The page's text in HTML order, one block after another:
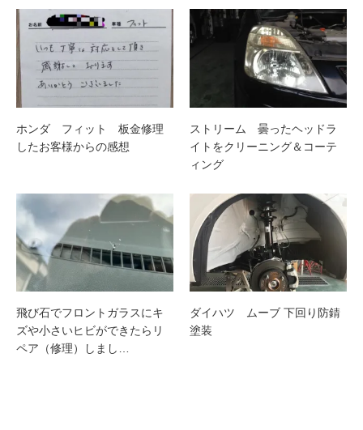
ホンダ フィット 板金修理
したお客様からの感想
ストリーム 曇ったヘッドラ
イトをクリーニング＆コーテ
ィング
飛び石でフロントガラスにキ
ズや小さいヒビができたらリ
ペア（修理）しまし…
ダイハツ ムーブ 下回り防錆
塗装